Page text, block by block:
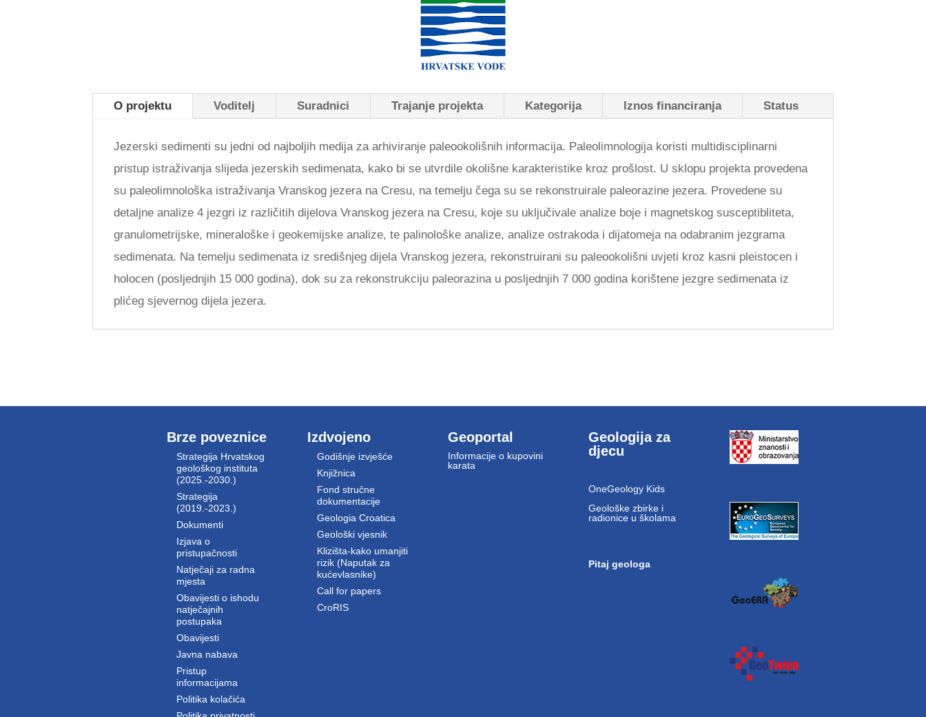
O projektu Voditelj Suradnici Trajanje projekta Kategorija Iznos financiranja Status
Jezerski sedimenti su jedni od najboljih medija za arhiviranje paleookolišnih informacija. Paleolimnologija koristi multidisciplinarni
pristup istraživanja slijeda jezerskih sedimenata, kako bi se utvrdile okolišne karakteristike kroz prošlost. U sklopu projekta provedena
su paleolimnološka istraživanja Vranskog jezera na Cresu, na temelju čega su se rekonstruirale paleorazine jezera. Provedene su
detaljne analize 4 jezgri iz različitih dijelova Vranskog jezera na Cresu, koje su uključivale analize boje i magnetskog susceptibliteta,
granulometrijske, mineraloške i geokemijske analize, te palinološke analize, analize ostrakoda i dijatomeja na odabranim jezgrama
sedimenata. Na temelju sedimenata iz središnjeg dijela Vranskog jezera, rekonstruirani su paleookolišni uvjeti kroz kasni pleistocen i
holocen (posljednjih 15 000 godina), dok su za rekonstrukciju paleorazina u posljednjih 7 000 godina korištene jezgre sedimenata iz
plićeg sjevernog dijela jezera.
Brze poveznice
Strategija Hrvatskog
geološkog instituta
(2025.-2030.)
Strategija
(2019.-2023.)
Dokumenti
Izjava o
pristupačnosti
Natječaji za radna
mjesta
Obavijesti o ishodu
natječajnih
postupaka
Obavijesti
Javna nabava
Pristup
informacijama
Politika kolačića
Izdvojeno
Godišnje izvješće
Knjižnica
Fond stručne
dokumentacije
Geologia Croatica
Geološki vjesnik
Klizišta-kako umanjiti
rizik (Naputak za
kućevlasnike)
Call for papers
CroRIS
Geoportal
Informacije o kupovini
karata
Geologija za
djecu
OneGeology Kids
Geološke zbirke i
radionice u školama
Pitaj geologa